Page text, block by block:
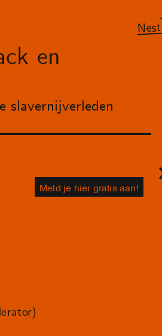
Nest
en
slavernijverleden
Meld je hier gratis aan!